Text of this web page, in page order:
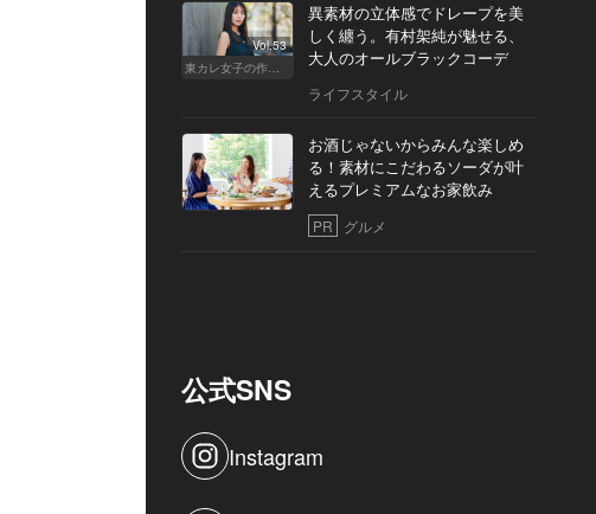
Vol.53
東カレ女子の作り方
異素材の立体感でドレープを美
しく纏う。有村架純が魅せる、
大人のオールブラックコーデ
ライフスタイル
お酒じゃないからみんな楽しめ
る！素材にこだわるソーダが叶
えるプレミアムなお家飲み
PR グルメ
公式SNS
Instagram